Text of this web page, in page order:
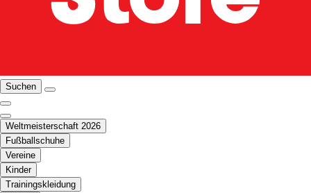
Suchen
Weltmeisterschaft 2026
Fußballschuhe
Vereine
Kinder
Trainingskleidung